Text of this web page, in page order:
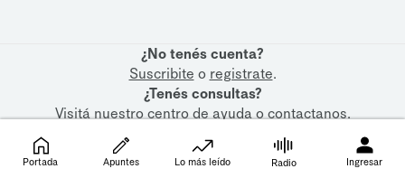
¿No tenés cuenta?
Suscribite o registrate.
¿Tenés consultas?
Visitá nuestrocentro de ayudaocontactanos.
Portada Apuntes Lo más leído Radio Ingresar